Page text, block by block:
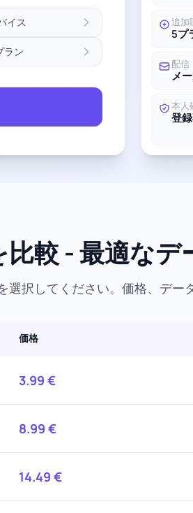
イス
ラン
追加
5プ
配信
メ
本人
登
較 - 最適なデ
択してください。価格、デー
価格
3.99 €
8.99 €
14.49 €